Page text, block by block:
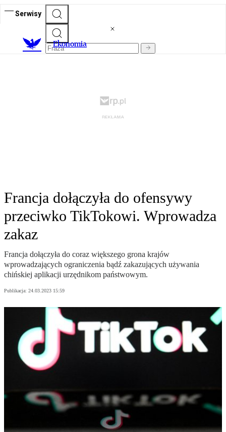
Serwisy
Ekonomia
Francja dołączyła do ofensywy
przeciwko TikTokowi. Wprowadza
zakaz
Francja dołączyła do coraz większego grona krajów
wprowadzających ograniczenia bądź zakazujących używania
chińskiej aplikacji urzędnikom państwowym.
Publikacja: 24.03.2023 15:59